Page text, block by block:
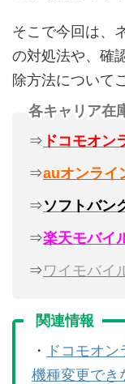
そこで今回は、
の対処法や、確
除方法について
各キャリア在
⇒ ドコモオン
⇒auオンライ
⇒ソフトバン
⇒楽天モバイ
⇒ワイモバイ
関連情報
・
ドコモオ
機種変更でき